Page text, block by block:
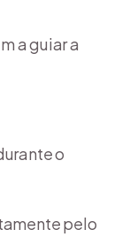
a guiar a
o
pelo